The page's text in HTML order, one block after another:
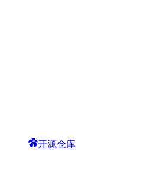
开源仓库